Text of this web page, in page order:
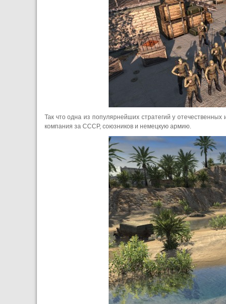
Так что одна из популярнейших стратегий у
компания за СССР, союзников и немецкую армию.